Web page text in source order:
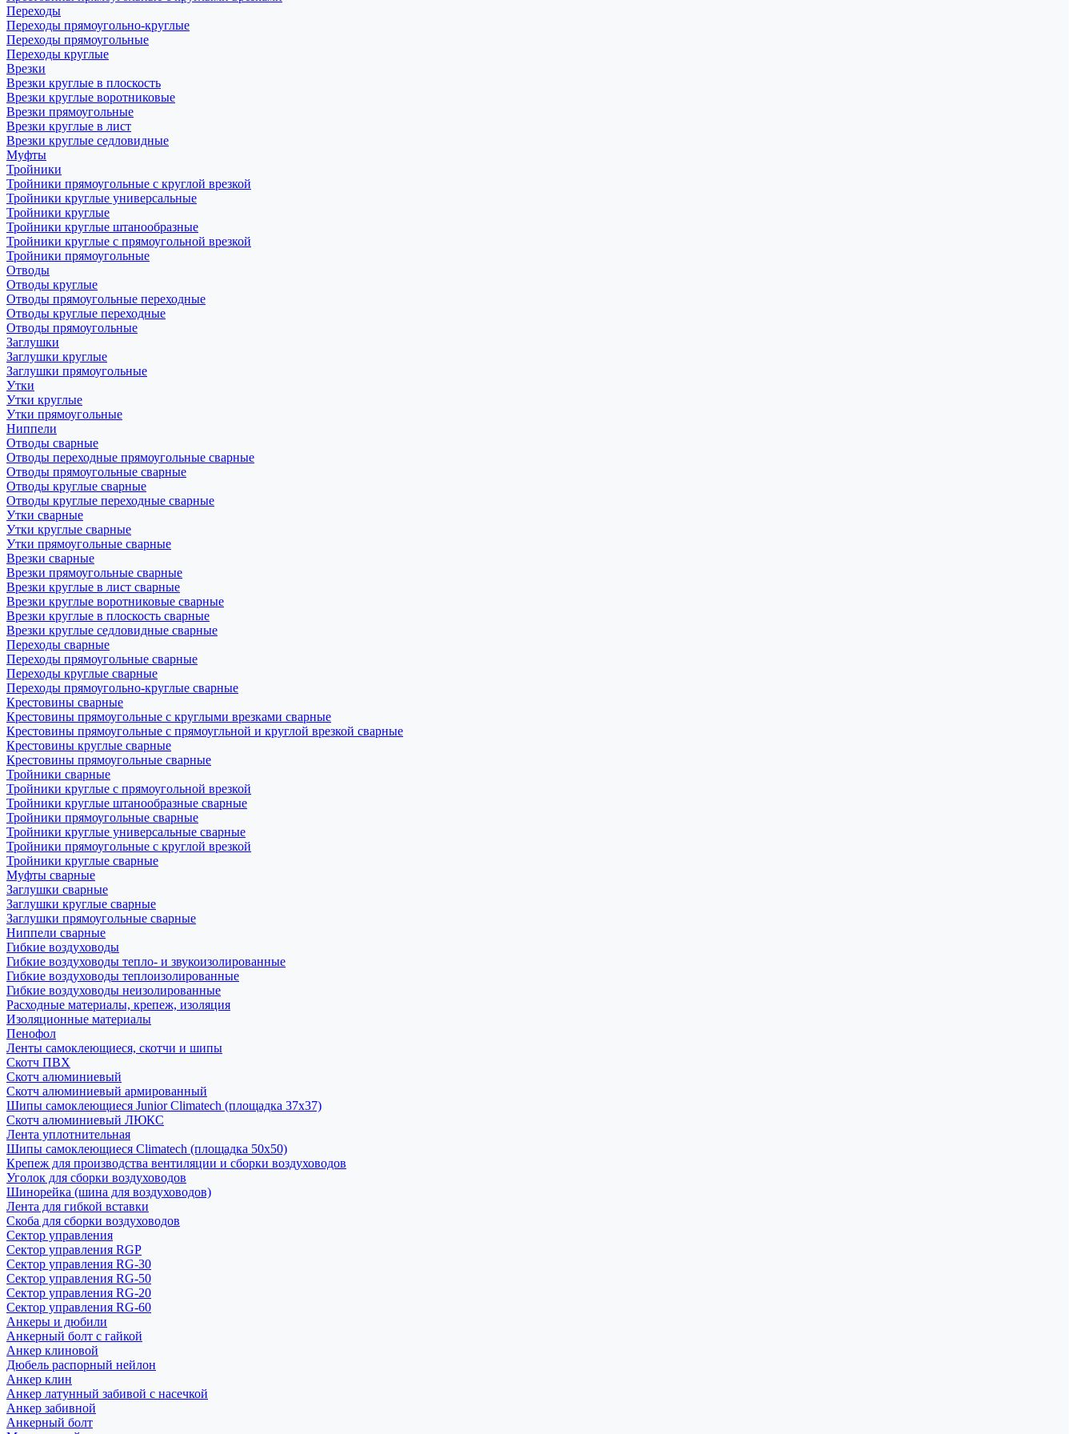
Переходы
Переходы прямоугольно-круглые
Переходы прямоугольные
Переходы круглые
Врезки
Врезки круглые в плоскость
Врезки круглые воротниковые
Врезки прямоугольные
Врезки круглые в лист
Врезки круглые седловидные
Муфты
Тройники
Тройники прямоугольные с круглой врезкой
Тройники круглые универсальные
Тройники круглые
Тройники круглые штанообразные
Тройники круглые с прямоугольной врезкой
Тройники прямоугольные
Отводы
Отводы круглые
Отводы прямоугольные переходные
Отводы круглые переходные
Отводы прямоугольные
Заглушки
Заглушки круглые
Заглушки прямоугольные
Утки
Утки круглые
Утки прямоугольные
Ниппели
Отводы сварные
Отводы переходные прямоугольные сварные
Отводы прямоугольные сварные
Отводы круглые сварные
Отводы круглые переходные сварные
Утки сварные
Утки круглые сварные
Утки прямоугольные сварные
Врезки сварные
Врезки прямоугольные сварные
Врезки круглые в лист сварные
Врезки круглые воротниковые сварные
Врезки круглые в плоскость сварные
Врезки круглые седловидные сварные
Переходы сварные
Переходы прямоугольные сварные
Переходы круглые сварные
Переходы прямоугольно-круглые сварные
Крестовины сварные
Крестовины прямоугольные с круглыми врезками сварные
Крестовины прямоугольные с прямоугльной и круглой врезкой сварные
Крестовины круглые сварные
Крестовины прямоугольные сварные
Тройники сварные
Тройники круглые с прямоугольной врезкой
Тройники круглые штанообразные сварные
Тройники прямоугольные сварные
Тройники круглые универсальные сварные
Тройники прямоугольные с круглой врезкой
Тройники круглые сварные
Муфты сварные
Заглушки сварные
Заглушки круглые сварные
Заглушки прямоугольные сварные
Ниппели сварные
Гибкие воздуховоды
Гибкие воздуховоды тепло- и звукоизолированные
Гибкие воздуховоды теплоизолированные
Гибкие воздуховоды неизолированные
Расходные материалы, крепеж, изоляция
Изоляционные материалы
Пенофол
Ленты самоклеющиеся, скотчи и шипы
Скотч ПВХ
Скотч алюминиевый
Скотч алюминиевый армированный
Шипы самоклеющиеся Junior Climatech (площадка 37х37)
Скотч алюминиевый ЛЮКС
Лента уплотнительная
Шипы самоклеющиеся Climatech (площадка 50х50)
Крепеж для производства вентиляции и сборки воздуховодов
Уголок для сборки воздуховодов
Шинорейка (шина для воздуховодов)
Лента для гибкой вставки
Скоба для сборки воздуховодов
Сектор управления
Сектор управления RGP
Сектор управления RG-30
Сектор управления RG-50
Сектор управления RG-20
Сектор управления RG-60
Анкеры и дюбили
Анкерный болт с гайкой
Анкер клиновой
Дюбель распорный нейлон
Анкер клин
Анкер латунный забивой с насечкой
Анкер забивной
Анкерный болт